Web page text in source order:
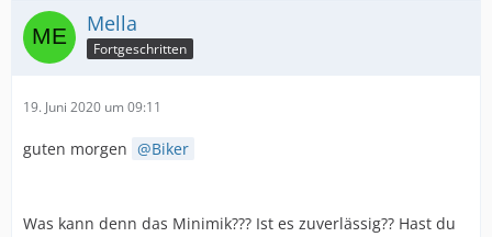
Mella
Fortgeschritten
19. Juni 2020 um 09:11
guten morgen Biker
Was kann denn das Minimik??? Ist es zuverlässig?? Hast du